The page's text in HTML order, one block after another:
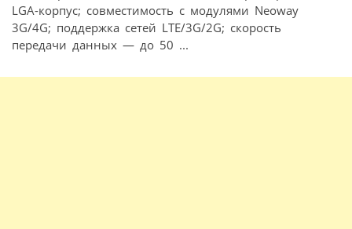
LGA-корпус; совместимость с модулями Neoway
3G/4G; поддержка сетей LTE/3G/2G; скорость
передачи данных — до 50 ...